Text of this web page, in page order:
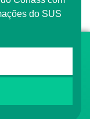
do SUS